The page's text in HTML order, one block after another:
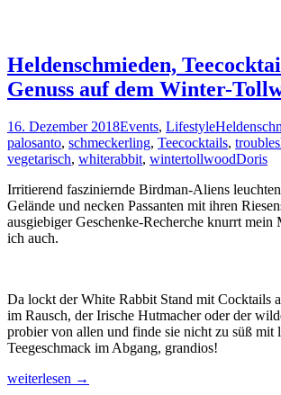
Heldenschmieden,
Genuss auf dem Winter-
16. Dezember 2018Events, Lifestyle
palosanto, schmeckerling, Teecocktails,
vegetarisch, whiterabbit, wintertollwoodDoris
Irritierend fasziniernde Birdman-Aliens
Gelände und necken Passanten mit ihren
ausgiebiger Geschenke-Recherche knurrt mein
ich auch.
Da lockt der White Rabbit Stand mit Cocktails
im Rausch, der Irische Hutmacher oder der
probier von allen und finde sie nicht zu süß mit
Teegeschmack im Abgang, grandios!
Heldenschmieden,
weiterlesen →